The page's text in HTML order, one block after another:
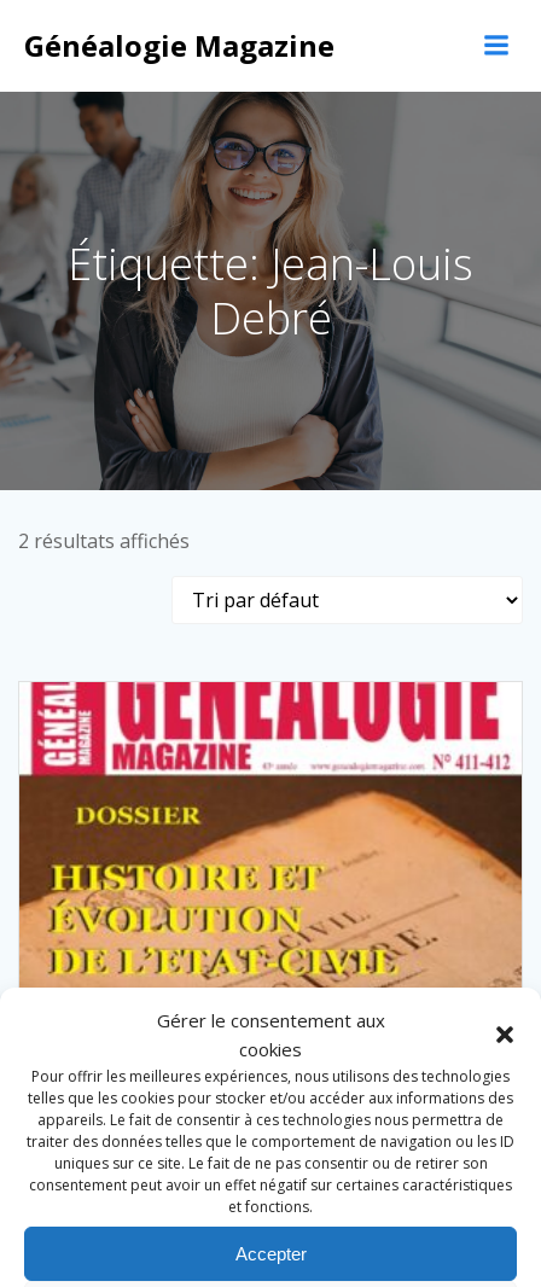
Gérer le consentement aux
cookies
Pour offrir les meilleures expériences, nous utilisons des technologies
telles que les cookies pour stocker et/ou accéder aux informations des
appareils. Le fait de consentir à ces technologies nous permettra de
traiter des données telles que le comportement de navigation ou les ID
uniques sur ce site. Le fait de ne pas consentir ou de retirer son
consentement peut avoir un effet négatif sur certaines caractéristiques
et fonctions.
Accepter
au
contenu
Généalogie Magazine
Étiquette: Jean-Louis
Debré
2 résultats affichés
Généalogie Magazine N° 411-412